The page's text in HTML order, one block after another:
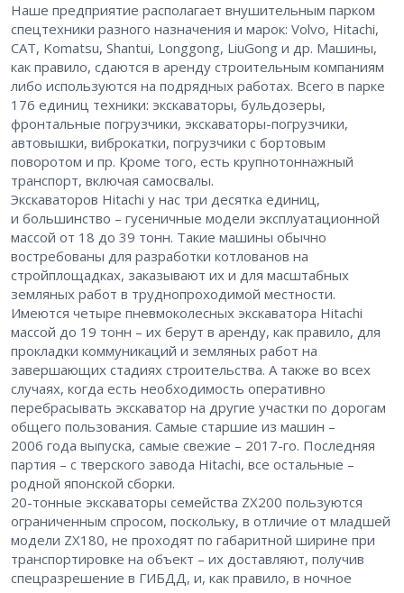
Наше предприятие располагает внушительным парком
спецтехники разного назначения и марок: Volvo, Hitachi,
CAT, Komatsu, Shantui, Longgong, LiuGong и др. Машины,
как правило, сдаются в аренду строительным компаниям
либо используются на подрядных работах. Всего в парке
176 единиц техники: экскаваторы, бульдозеры,
фронтальные погрузчики, экскаваторы-погрузчики,
автовышки, виброкатки, погрузчики с бортовым
поворотом и пр. Кроме того, есть крупнотоннажный
транспорт, включая самосвалы.
Экскаваторов Hitachi у нас три десятка единиц,
и большинство – ​гусеничные модели эксплуатационной
массой от 18 до 39 тонн. Такие машины обычно
востребованы для разработки котлованов на
стройплощадках, заказывают их и для масштабных
земляных работ в труднопроходимой местности.
Имеются четыре пневмоколесных экскаватора Hitachi
массой до 19 тонн – ​их берут в аренду, как правило, для
прокладки коммуникаций и земляных работ на
завершающих стадиях строительства. А также во всех
случаях, когда есть необходимость оперативно
перебрасывать экскаватор на другие участки по дорогам
общего пользования. Самые старшие из машин – ​
2006 года выпуска, самые свежие – ​2017-го. Последняя
партия – ​с тверского завода Hitachi, все остальные – ​
родной японской сборки.
20-тонные экскаваторы семейства ZX200 пользуются
ограниченным спросом, поскольку, в отличие от младшей
модели ZX180, не проходят по габаритной ширине при
транспортировке на объект – ​их доставляют, получив
спецразрешение в ГИБДД, и, как правило, в ночное